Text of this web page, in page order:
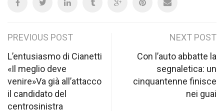
Post
navigation
PREVIOUS POST
L’entusiasmo di Cianetti
«Il meglio deve
venire»Va già all’attacco
il candidato del
centrosinistra
NEXT POST
Con l’auto abbatte la
segnaletica: un
cinquantenne finisce
nei guai